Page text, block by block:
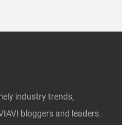
industry trends,
bloggers and leaders.